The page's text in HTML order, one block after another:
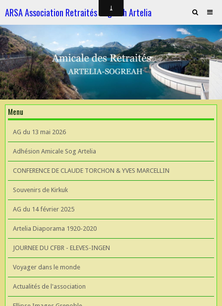
ARSA Association Retraités Sogreah Artelia
Invitation au repas le 21 novembre 2025
ARTELIA et l'Hydroélectricité
ARTELIA et l'Hydroélectricité
Souvenirs de KIrkuk
CONFERENCE DE CLAUDE TORCHON & YVES MARCELLIN A L'UIAD
AG 2026 du 13 mai
Menu
AG du 13 mai 2026
Adhésion Amicale Sog Artelia
CONFERENCE DE CLAUDE TORCHON & YVES MARCELLIN
Souvenirs de Kirkuk
AG du 14 février 2025
Artelia Diaporama 1920-2020
JOURNEE DU CFBR - ELEVES-INGEN
Voyager dans le monde
Actualités de l'association